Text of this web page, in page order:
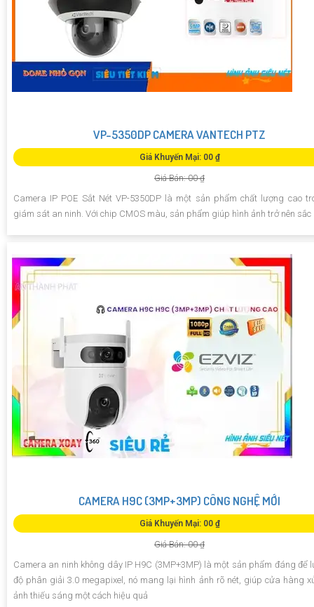
VP-5350DP CAMERA VANTECH PTZ
Giá Khuyến Mại: 00 ₫
Giá Bán: 00 ₫
Camera IP POE Sắt Nét VP-5350DP là một sản phẩm chất lượng cao
giám sát an ninh. Với chip CMOS màu, sản phẩm giúp hình ảnh trở nên sắc
CAMERA H9C (3MP+3MP) CÔNG NGHỆ MỚI
Giá Khuyến Mại: 00 ₫
Giá Bán: 00 ₫
Camera an ninh không dây IP H9C (3MP+3MP) là một sản phẩm đáng để
độ phân giải 3.0 megapixel, nó mang lại hình ảnh rõ nét, giúp cửa hàng
ảnh thiếu sáng một cách hiệu quả